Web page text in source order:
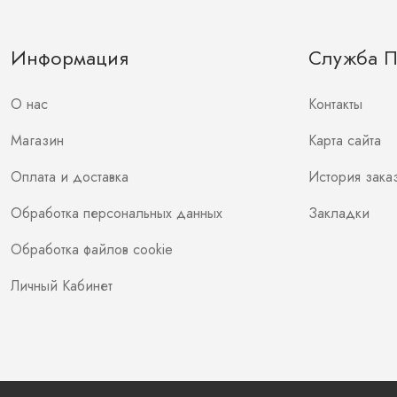
Информация
О нас
Магазин
Оплата и доставка
Обработка персональных данных
Обработка файлов cookie
Личный Кабинет
Служба
Контакты
Карта сайта
История
Закладки